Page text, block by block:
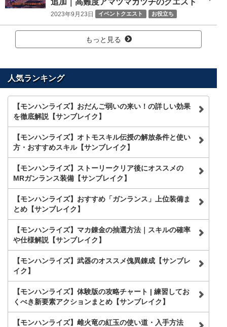
2023年9月23日 イベントクエスト
お役立ち
ニュース
もっと見る
人気ランキング
【モンハンライズ】おだんご弱いの来い！の詳しい効果
を徹底解説【サンブレイク】
【モンハンライズ】オトモスキル伝授の解放条件と使い
方・おすすめスキル【サンブレイク】
【モンハンライズ】ストーリークリア後にオススメの
MRガンランス装備【サンブレイク】
【モンハンライズ】おすすめ「ガンランス」上位装備ま
とめ【サンブレイク】
【モンハンライズ】マカ錬金の抽選方法｜スキルの確率
や仕様解説【サンブレイク】
【モンハンライズ】武器のオススメ傀異錬成【サンブレ
イク】
【モンハンライズ】体験版の攻略チャート | 練習してお
くべき新要素アクションまとめ【サンブレイク】
【モンハンライズ】雌火竜の紅玉の使い道・入手方法